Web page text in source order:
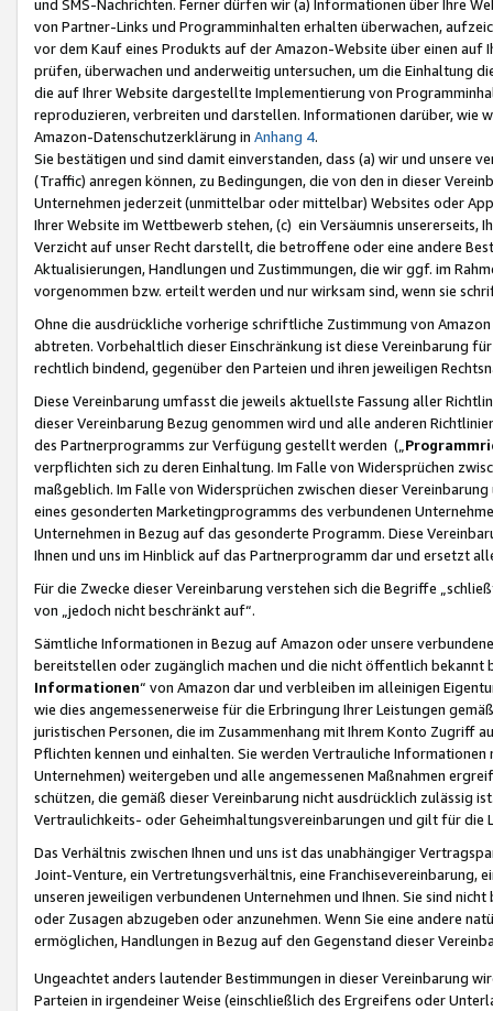
und SMS-Nachrichten. Ferner dürfen wir (a) Informationen über Ihre
von Partner-Links und Programminhalten erhalten überwachen,
vor dem Kauf eines Produkts auf der Amazon-Website über einen
prüfen, überwachen und anderweitig untersuchen, um die Einhaltung
die auf Ihrer Website dargestellte Implementierung von
reproduzieren, verbreiten und darstellen. Informationen darüber, wie
Amazon-Datenschutzerklärung in Anhang 4.
Sie bestätigen und sind damit einverstanden, dass (a) wir und
(Traffic) anregen können, zu Bedingungen, die von den in dieser
Unternehmen jederzeit (unmittelbar oder mittelbar) Websites oder
Ihrer Website im Wettbewerb stehen, (c) ein Versäumnis unsererseits,
Verzicht auf unser Recht darstellt, die betroffene oder eine andere
Aktualisierungen, Handlungen und Zustimmungen, die wir ggf. im
vorgenommen bzw. erteilt werden und nur wirksam sind, wenn sie
Ohne die ausdrückliche vorherige schriftliche Zustimmung von
abtreten. Vorbehaltlich dieser Einschränkung ist diese Vereinbarung
rechtlich bindend, gegenüber den Parteien und ihren jeweiligen
Diese Vereinbarung umfasst die jeweils aktuellste Fassung aller
dieser Vereinbarung Bezug genommen wird und alle anderen
des Partnerprogramms zur Verfügung gestellt werden („
verpflichten sich zu deren Einhaltung. Im Falle von Widersprüchen
maßgeblich. Im Falle von Widersprüchen zwischen dieser
eines gesonderten Marketingprogramms des verbundenen
Unternehmen in Bezug auf das gesonderte Programm. Diese
Ihnen und uns im Hinblick auf das Partnerprogramm dar und ersetzt
Für die Zwecke dieser Vereinbarung verstehen sich die Begriffe
von „jedoch nicht beschränkt auf“.
Sämtliche Informationen in Bezug auf Amazon oder unsere
bereitstellen oder zugänglich machen und die nicht öffentlich
Informationen“ von Amazon dar und verbleiben im alleinigen
wie dies angemessenerweise für die Erbringung Ihrer Leistungen
juristischen Personen, die im Zusammenhang mit Ihrem Konto
Pflichten kennen und einhalten. Sie werden Vertrauliche
Unternehmen) weitergeben und alle angemessenen Maßnahmen
schützen, die gemäß dieser Vereinbarung nicht ausdrücklich zulässig
Vertraulichkeits- oder Geheimhaltungsvereinbarungen und gilt für die
Das Verhältnis zwischen Ihnen und uns ist das unabhängiger
Joint-Venture, ein Vertretungsverhältnis, eine Franchisevereinbarung,
unseren jeweiligen verbundenen Unternehmen und Ihnen. Sie sind
oder Zusagen abzugeben oder anzunehmen. Wenn Sie eine andere
ermöglichen, Handlungen in Bezug auf den Gegenstand dieser
Ungeachtet anders lautender Bestimmungen in dieser Vereinbarung
Parteien in irgendeiner Weise (einschließlich des Ergreifens oder